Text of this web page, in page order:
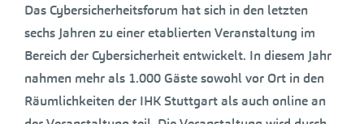
Das Cybersicherheitsforum hat sich in den letzten
sechs Jahren zu einer etablierten Veranstaltung im
Bereich der Cybersicherheit entwickelt. In diesem Jahr
nahmen mehr als 1.000 Gäste sowohl vor Ort in den
Räumlichkeiten der IHK Stuttgart als auch online an